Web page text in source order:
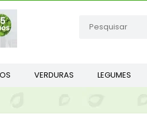
VERDURAS LEGUMES